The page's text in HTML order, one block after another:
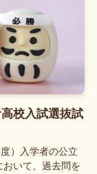
校入試選抜試
）入学者の公立
いて、過去問を